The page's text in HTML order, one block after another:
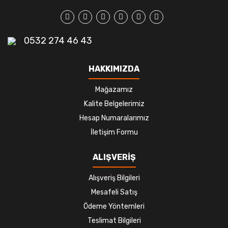
0532 274 46 43
HAKKIMIZDA
Mağazamız
Kalite Belgelerimiz
Hesap Numaralarımız
İletişim Formu
ALIŞVERİŞ
Alışveriş Bilgileri
Mesafeli Satış
Ödeme Yöntemleri
Teslimat Bilgileri